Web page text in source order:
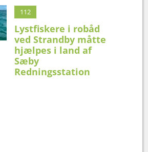
112
Lystfiskere i robåd
ved Strandby måtte
hjælpes i land af
Sæby
Redningsstation